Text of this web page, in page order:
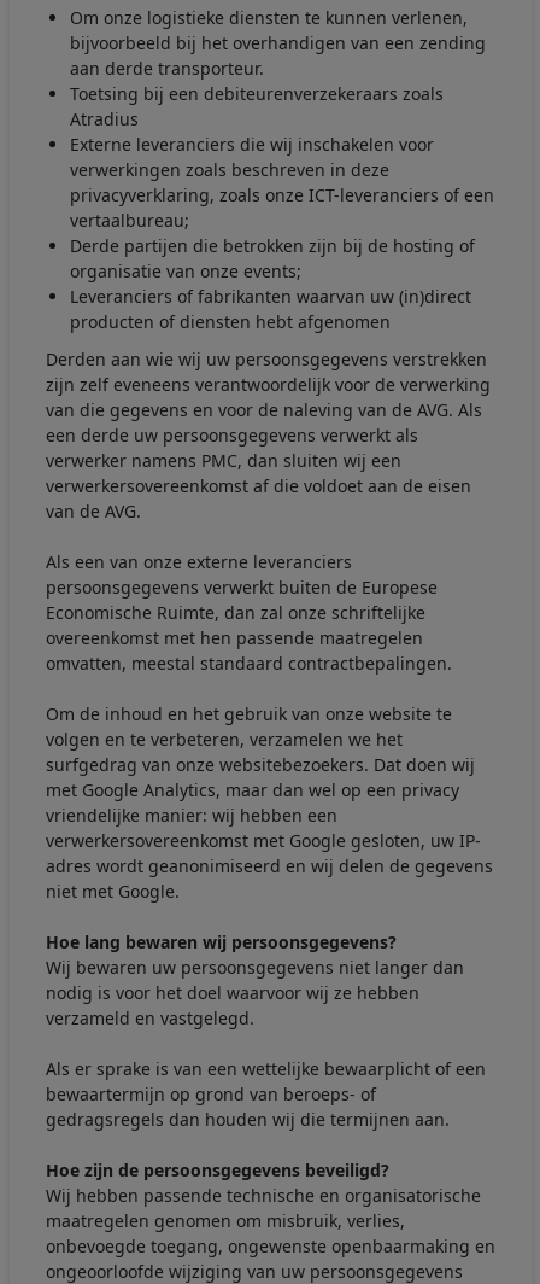
Om onze logistieke diensten te kunnen verlenen,
bijvoorbeeld bij het overhandigen van een zending
aan derde transporteur.
Toetsing bij een debiteurenverzekeraars zoals
Atradius
Externe leveranciers die wij inschakelen voor
verwerkingen zoals beschreven in deze
privacyverklaring, zoals onze ICT-leveranciers of een
vertaalbureau;
Derde partijen die betrokken zijn bij de hosting of
organisatie van onze events;
Leveranciers of fabrikanten waarvan uw (in)direct
producten of diensten hebt afgenomen
Derden aan wie wij uw persoonsgegevens verstrekken
zijn zelf eveneens verantwoordelijk voor de verwerking
van die gegevens en voor de naleving van de AVG. Als
een derde uw persoonsgegevens verwerkt als
verwerker namens PMC, dan sluiten wij een
verwerkersovereenkomst af die voldoet aan de eisen
van de AVG.
Als een van onze externe leveranciers
persoonsgegevens verwerkt buiten de Europese
Economische Ruimte, dan zal onze schriftelijke
overeenkomst met hen passende maatregelen
omvatten, meestal standaard contractbepalingen.
Om de inhoud en het gebruik van onze website te
volgen en te verbeteren, verzamelen we het
surfgedrag van onze websitebezoekers. Dat doen wij
met Google Analytics, maar dan wel op een privacy
vriendelijke manier: wij hebben een
verwerkersovereenkomst met Google gesloten, uw IP-
adres wordt geanonimiseerd en wij delen de gegevens
niet met Google.
Hoe lang bewaren wij persoonsgegevens?
Wij bewaren uw persoonsgegevens niet langer dan
nodig is voor het doel waarvoor wij ze hebben
verzameld en vastgelegd.
Als er sprake is van een wettelijke bewaarplicht of een
bewaartermijn op grond van beroeps- of
gedragsregels dan houden wij die termijnen aan.
Hoe zijn de persoonsgegevens beveiligd?
Wij hebben passende technische en organisatorische
maatregelen genomen om misbruik, verlies,
onbevoegde toegang, ongewenste openbaarmaking en
ongeoorloofde wijziging van uw persoonsgegevens